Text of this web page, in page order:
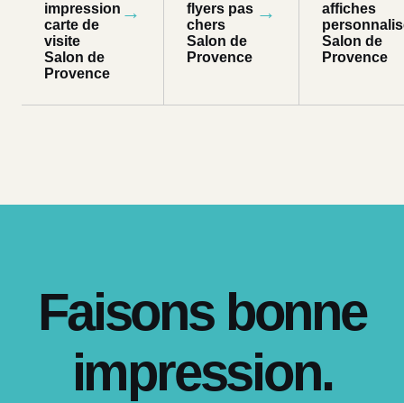
impression
carte de
visite
Salon de
Provence
→
flyers pas
chers
Salon de
Provence
→
affiches
Salon de
Provence
Faisons bonne
impression.